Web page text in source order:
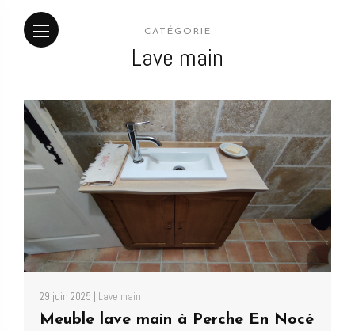
CATÉGORIE
Lave main
29 juin 2025 | Lave main
Meuble lave main à Perche En Nocé